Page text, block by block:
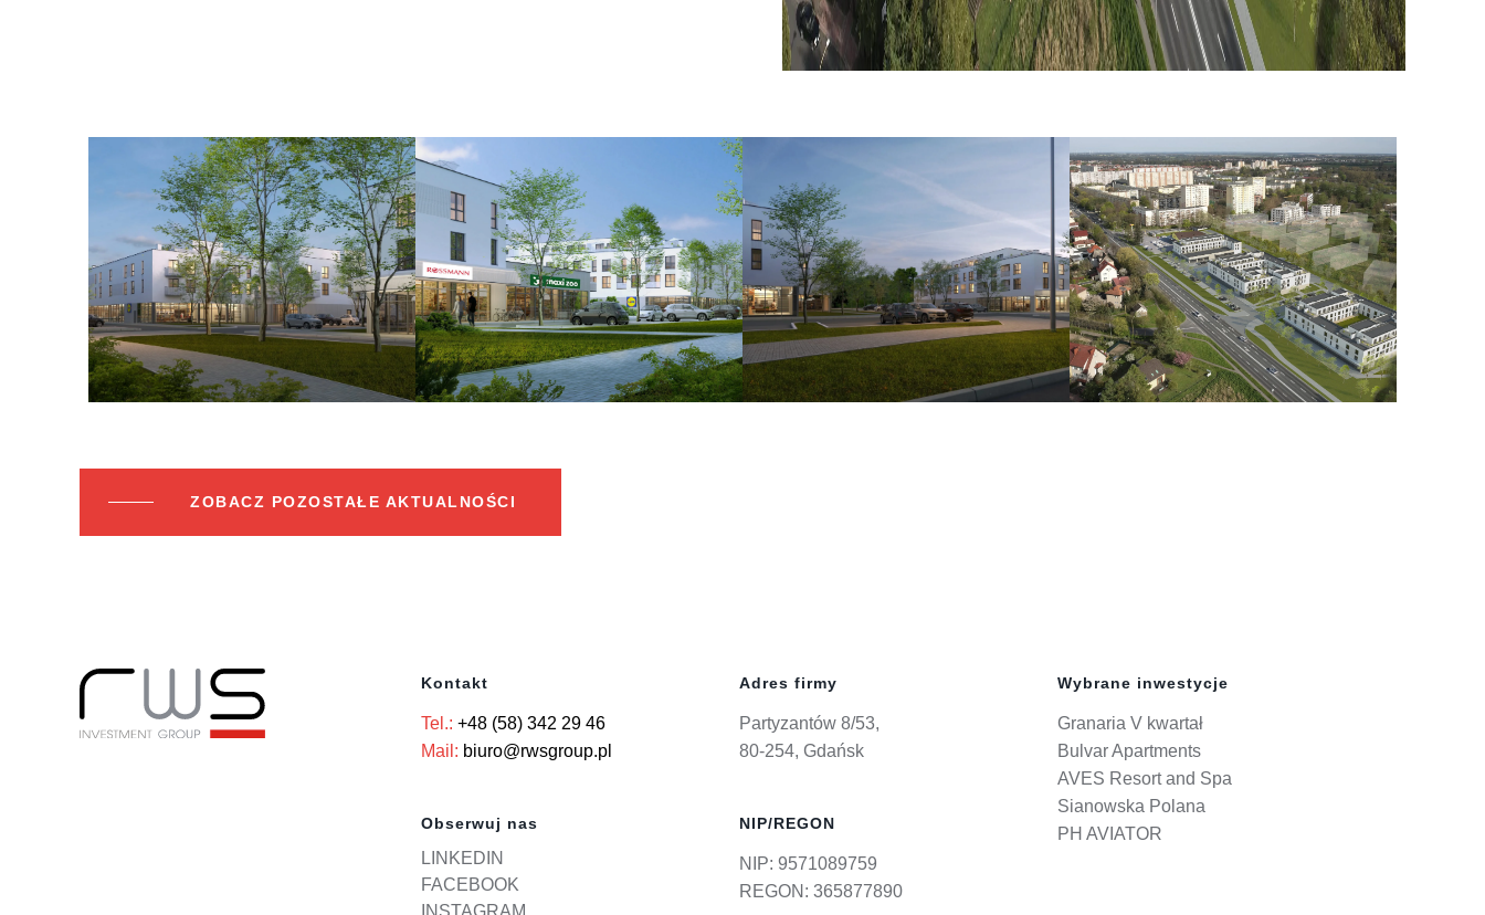
ZOBACZ POZOSTAŁE AKTUALNOŚCI
Kontakt
Tel.: +48 (58) 342 29 46
Mail: biuro@rwsgroup.pl
Obserwuj nas
LINKEDIN
FACEBOOK
INSTAGRAM
Adres firmy
Partyzantów 8/53,
80-254, Gdańsk
NIP/REGON
NIP: 9571089759
REGON: 365877890
Wybrane inwestycje
Granaria V kwartał
Bulvar Apartments
AVES Resort and Spa
Sianowska Polana
PH AVIATOR